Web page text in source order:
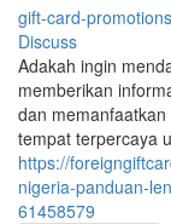
gift-card-
Discuss
Adakah ingin
memberikan
dan
tempat terpercaya
https://
nigeria-panduan-
61458579